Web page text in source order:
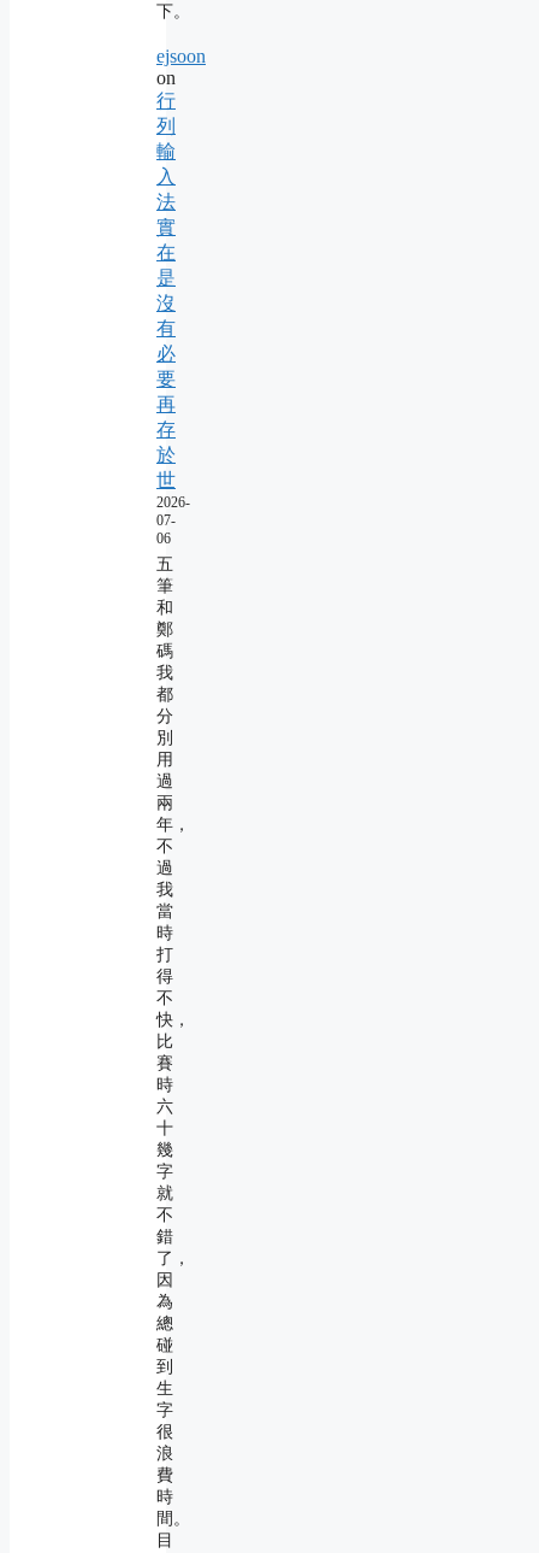
下。
ejsoon
on
行
列
輸
入
法
實
在
是
沒
有
必
要
再
存
於
世
2026-
07-
06
五
筆
和
鄭
碼
我
都
分
別
用
過
兩
年，
不
過
我
當
時
打
得
不
快，
比
賽
時
六
十
幾
字
就
不
錯
了，
因
為
總
碰
到
生
字
很
浪
費
時
間。
目